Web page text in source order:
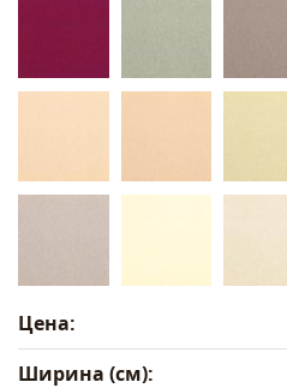
Цена:
Ширина (см):